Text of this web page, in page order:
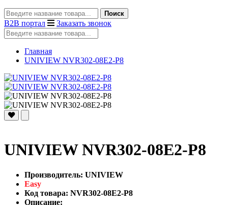
Поиск
B2B портал Заказать звонок
Главная
UNIVIEW NVR302-08E2-P8
UNIVIEW NVR302-08E2-P8
Производитель: UNIVIEW
Easy
Код товара: NVR302-08E2-P8
Описание: